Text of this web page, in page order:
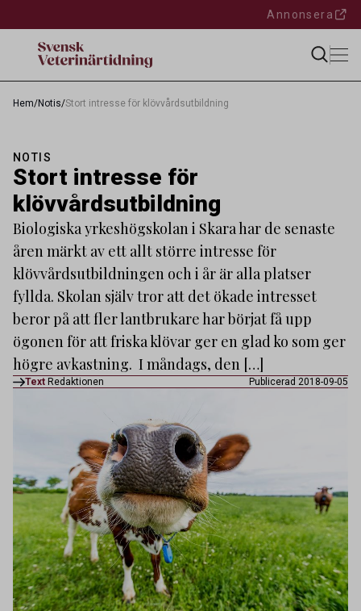
Annonsera
Hem/Notis/Stort intresse för klövvårdsutbildning
NOTIS
Stort intresse för
klövvårdsutbildning
Biologiska yrkeshögskolan i Skara har de senaste
åren märkt av ett allt större intresse för
klövvårdsutbildningen och i år är alla platser
fyllda. Skolan själv tror att det ökade intresset
beror på att fler lantbrukare har börjat få upp
ögonen för att friska klövar ger en glad ko som ger
högre avkastning. I måndags, den […]
Text Redaktionen Publicerad 2018-09-05